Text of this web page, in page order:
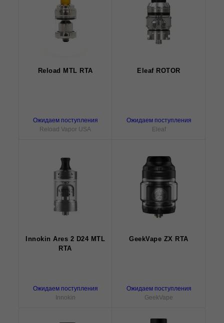
Reload MTL RTA
Ожидаем поступления
Reload Vapor USA
Eleaf ROTOR
Ожидаем поступления
Eleaf
Innokin Ares 2 D24 MTL
RTA
Ожидаем поступления
Innokin
GeekVape ZX RTA
Ожидаем поступления
GeekVape